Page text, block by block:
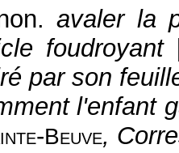
avaler la
foudroyant
par son
l'enfant
-Beuve,